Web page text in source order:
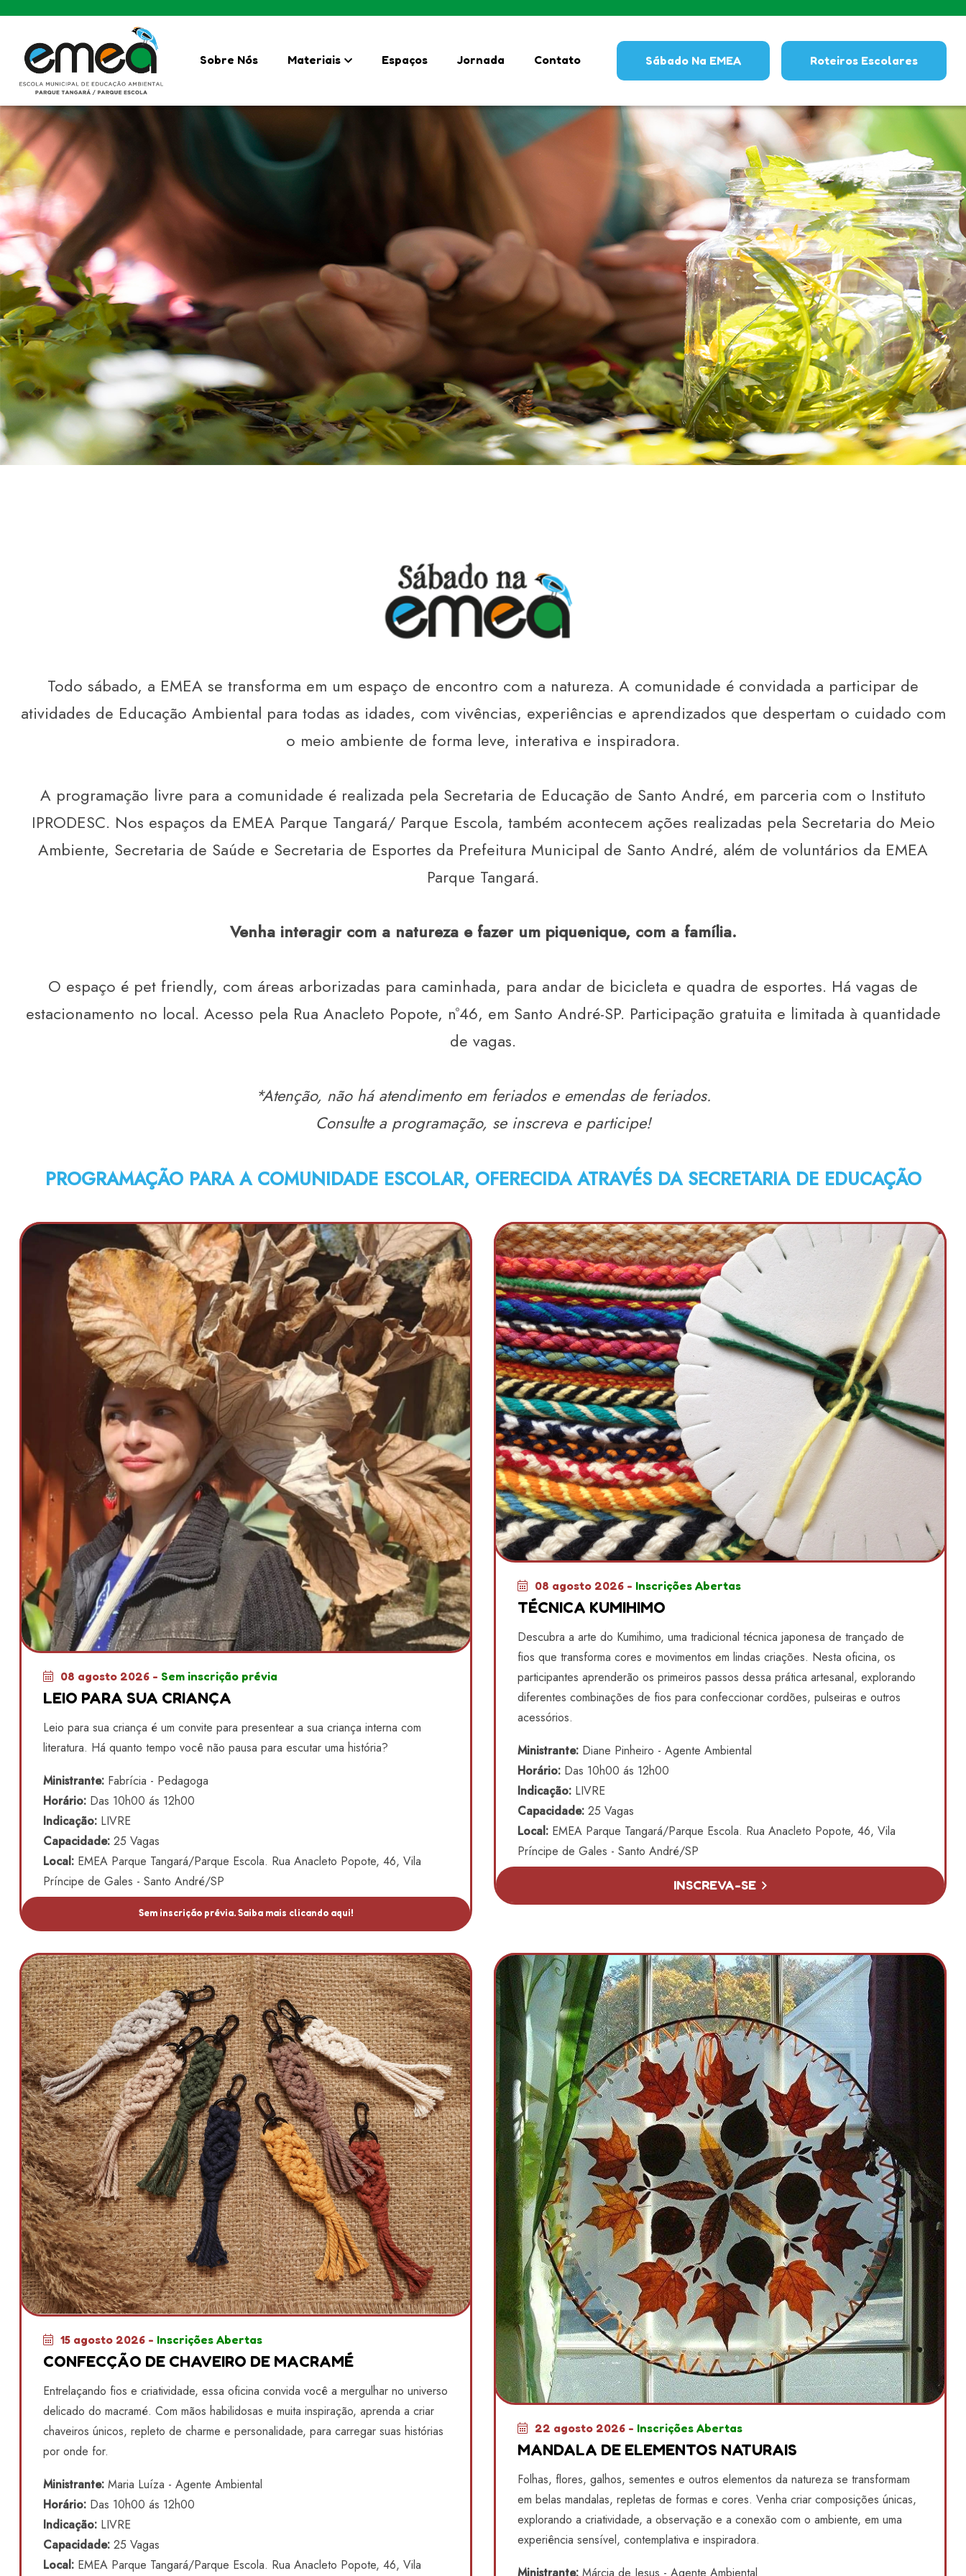
Sobre Nós Materiais Espaços Jornada Contato Sábado Na EMEA Roteiros Escolares
Todo sábado, a EMEA se transforma em um espaço de encontro com a natureza. A comunidade é convidada a participar de
atividades de Educação Ambiental para todas as idades, com vivências, experiências e aprendizados que despertam o cuidado com
o meio ambiente de forma leve, interativa e inspiradora.
A programação livre para a comunidade é realizada pela Secretaria de Educação de Santo André, em parceria com o Instituto
IPRODESC. Nos espaços da EMEA Parque Tangará/ Parque Escola, também acontecem ações realizadas pela Secretaria do Meio
Ambiente, Secretaria de Saúde e Secretaria de Esportes da Prefeitura Municipal de Santo André, além de voluntários da EMEA
Parque Tangará.
Venha interagir com a natureza e fazer um piquenique, com a família.
O espaço é pet friendly, com áreas arborizadas para caminhada, para andar de bicicleta e quadra de esportes. Há vagas de
estacionamento no local. Acesso pela Rua Anacleto Popote, nº46, em Santo André-SP. Participação gratuita e limitada à quantidade
de vagas.
*Atenção, não há atendimento em feriados e emendas de feriados.
Consulte a programação, se inscreva e participe!
PROGRAMAÇÃO PARA A COMUNIDADE ESCOLAR, OFERECIDA ATRAVÉS DA SECRETARIA DE EDUCAÇÃO
08 agosto 2026 - Sem inscrição prévia
LEIO PARA SUA CRIANÇA
Leio para sua criança é um convite para presentear a sua criança interna com
literatura. Há quanto tempo você não pausa para escutar uma história?
Ministrante: Fabrícia - Pedagoga
Horário: Das 10h00 ás 12h00
Indicação: LIVRE
Capacidade: 25 Vagas
Local: EMEA Parque Tangará/Parque Escola. Rua Anacleto Popote, 46, Vila
Príncipe de Gales - Santo André/SP
Sem inscrição prévia. Saiba mais clicando aqui!
08 agosto 2026 - Inscrições Abertas
TÉCNICA KUMIHIMO
Descubra a arte do Kumihimo, uma tradicional técnica japonesa de trançado de
fios que transforma cores e movimentos em lindas criações. Nesta oficina, os
participantes aprenderão os primeiros passos dessa prática artesanal, explorando
diferentes combinações de fios para confeccionar cordões, pulseiras e outros
acessórios.
Ministrante: Diane Pinheiro - Agente Ambiental
Horário: Das 10h00 ás 12h00
Indicação: LIVRE
Capacidade: 25 Vagas
Local: EMEA Parque Tangará/Parque Escola. Rua Anacleto Popote, 46, Vila
Príncipe de Gales - Santo André/SP
INSCREVA-SE
15 agosto 2026 - Inscrições Abertas
CONFECÇÃO DE CHAVEIRO DE MACRAMÉ
Entrelaçando fios e criatividade, essa oficina convida você a mergulhar no universo
delicado do macramé. Com mãos habilidosas e muita inspiração, aprenda a criar
chaveiros únicos, repleto de charme e personalidade, para carregar suas histórias
por onde for.
Ministrante: Maria Luíza - Agente Ambiental
Horário: Das 10h00 ás 12h00
Indicação: LIVRE
Capacidade: 25 Vagas
Local: EMEA Parque Tangará/Parque Escola. Rua Anacleto Popote, 46, Vila
22 agosto 2026 - Inscrições Abertas
MANDALA DE ELEMENTOS NATURAIS
Folhas, flores, galhos, sementes e outros elementos da natureza se transformam
em belas mandalas, repletas de formas e cores. Venha criar composições únicas,
explorando a criatividade, a observação e a conexão com o ambiente, em uma
experiência sensível, contemplativa e inspiradora.